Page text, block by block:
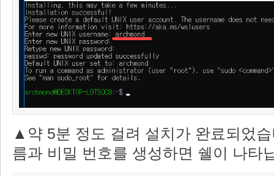
▲약 5분 정도 걸려 설치가 완료되었
름과 비밀 번호를 생성하면 쉘이 나타